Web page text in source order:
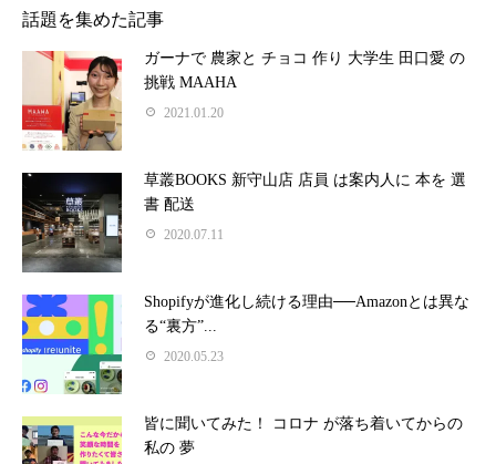
話題を集めた記事
ガーナで 農家と チョコ 作り 大学生 田口愛 の
挑戦 MAAHA
2021.01.20
草叢BOOKS 新守山店 店員 は案内人に 本を 選
書 配送
2020.07.11
Shopifyが進化し続ける理由──Amazonとは異な
る“裏方”...
2020.05.23
皆に聞いてみた！ コロナ が落ち着いてからの
私の 夢